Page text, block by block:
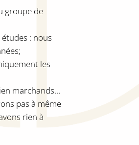
groupe de
: nous
les
marchands…
pas à même
rien à